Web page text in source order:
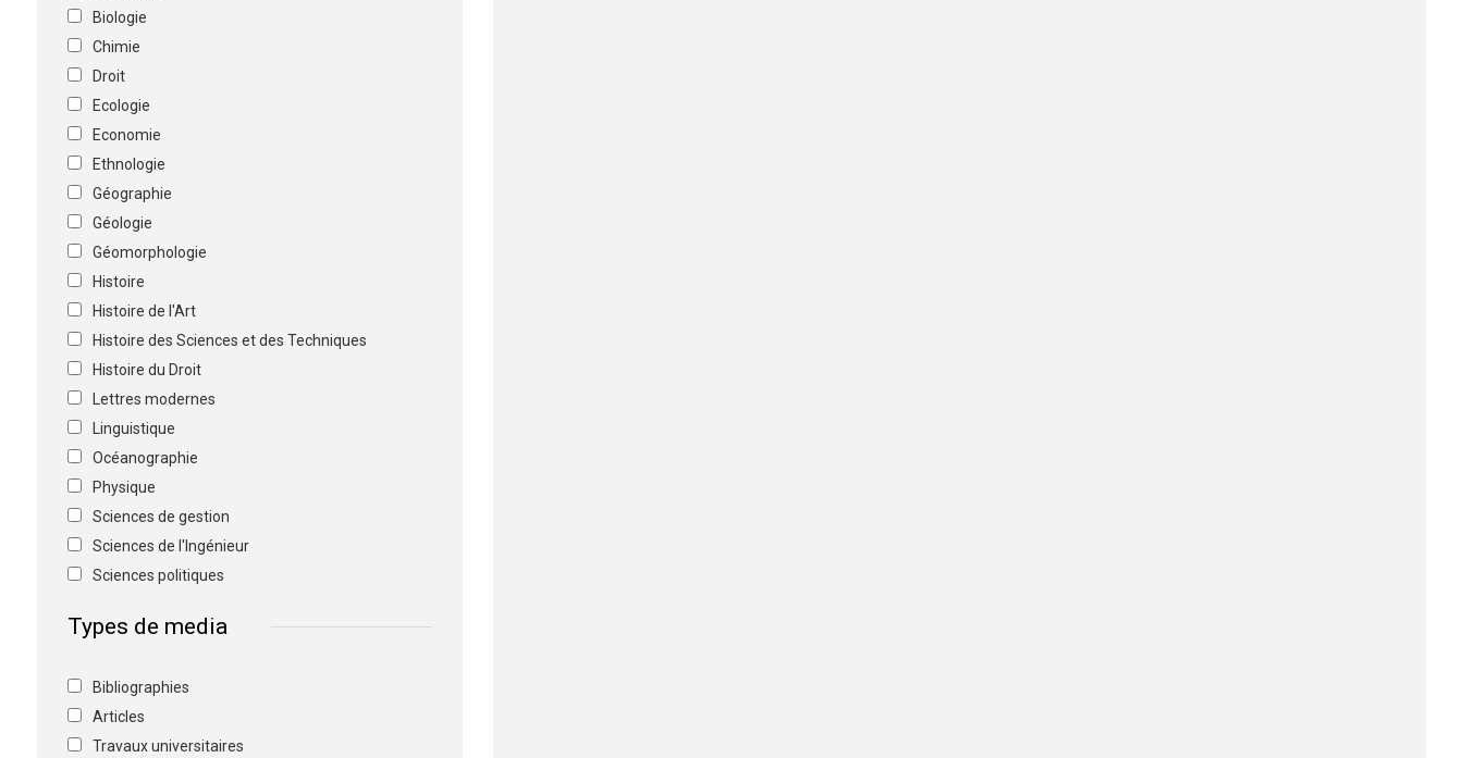
Biologie
Chimie
Droit
Ecologie
Economie
Ethnologie
Géographie
Géologie
Géomorphologie
Histoire
Histoire de l'Art
Histoire des Sciences et des Techniques
Histoire du Droit
Lettres modernes
Linguistique
Océanographie
Physique
Sciences de gestion
Sciences de l'Ingénieur
Sciences politiques
Types de media
Bibliographies
Articles
Travaux universitaires